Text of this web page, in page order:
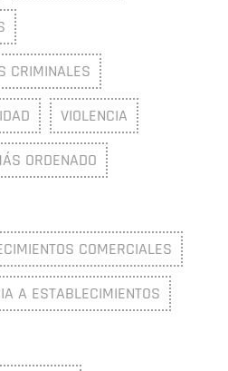
CRIMINALES
VIOLENCIA
ORDENADO
COMERCIALES
A ESTABLECIMIENTOS